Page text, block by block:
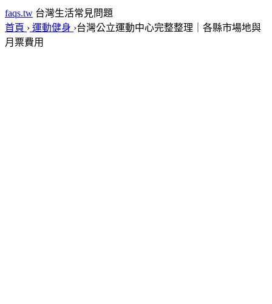
faqs.tw 台灣生活常見問題
首頁 › 運動健身 ›台灣公立運動中心完整整理｜各縣市場地與
月票費用